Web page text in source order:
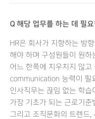
Q 해당 업무를 하는 데 필
HR은 회사가 지향하는 방
해야 하며 구성원들이 원하
어느 한쪽에 치우치지 않
communication 능력이 필
인사직무는 끊임 없는 학습
가장 기초가 되는 근로기
그리고 조직문화의 트렌드,